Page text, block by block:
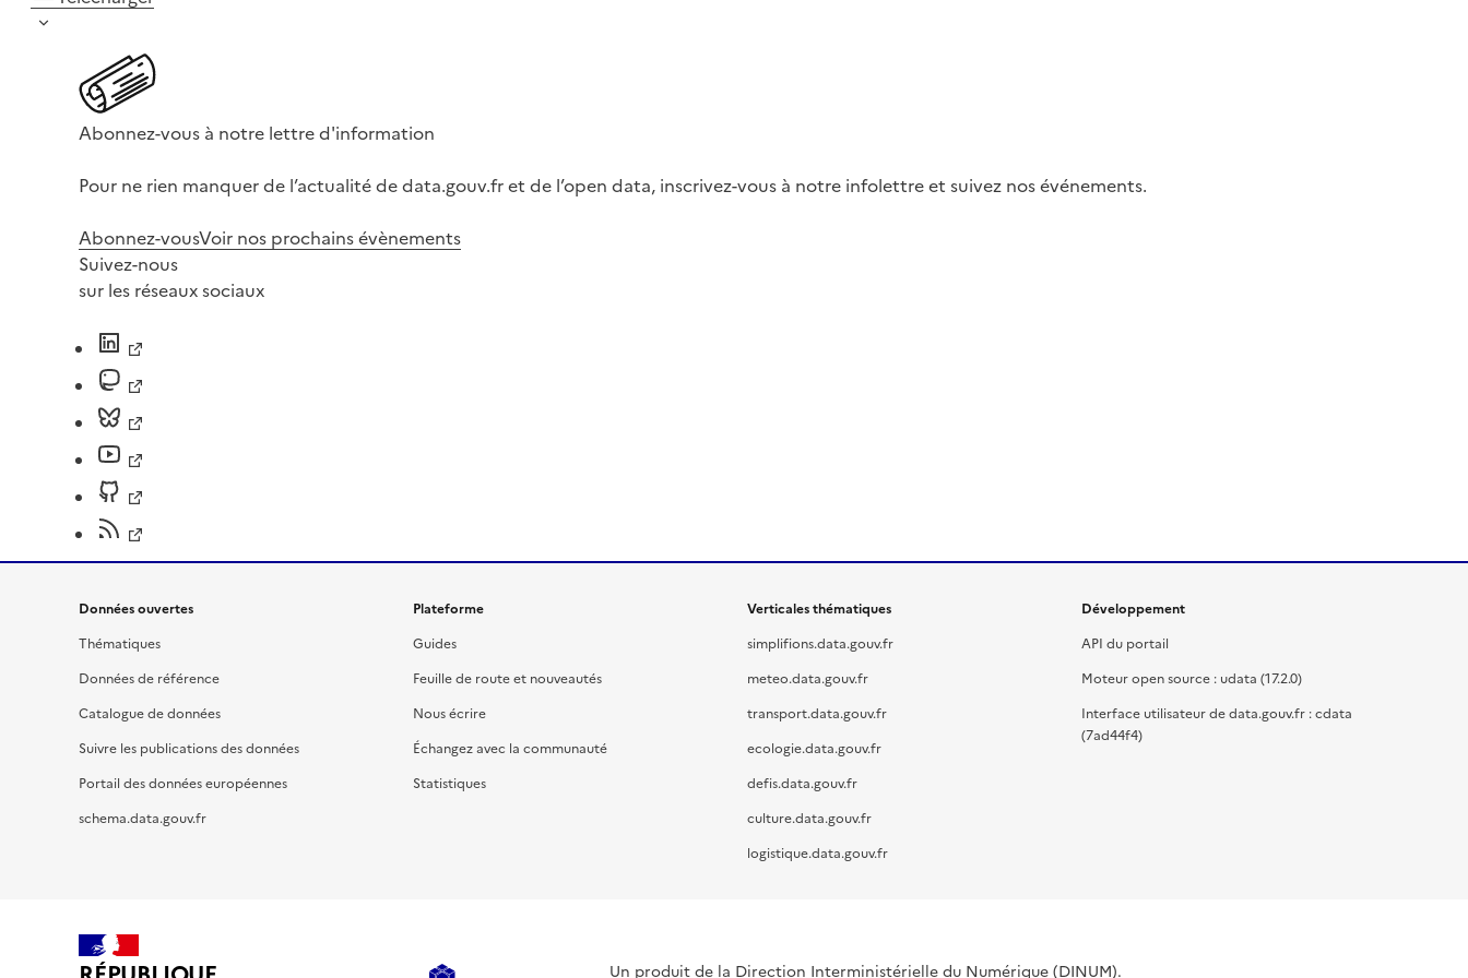
Abonnez-vous à notre lettre d'information
Pour ne rien manquer de l’actualité de data.gouv.fr et de l’open data, inscrivez-vous à notre infolettre et suivez nos événements.
Abonnez-vousVoir nos prochains évènements
Suivez-nous
sur les réseaux sociaux
Données ouvertes
Thématiques
Données de référence
Catalogue de données
Suivre les publications des données
Portail des données européennes
schema.data.gouv.fr
Plateforme
Guides
Feuille de route et nouveautés
Nous écrire
Échangez avec la communauté
Statistiques
Verticales thématiques
simplifions.data.gouv.fr
meteo.data.gouv.fr
transport.data.gouv.fr
ecologie.data.gouv.fr
defis.data.gouv.fr
culture.data.gouv.fr
logistique.data.gouv.fr
Développement
API du portail
Moteur open source : udata (17.2.0)
Interface utilisateur de data.gouv.fr : cdata
(7ad44f4)
Un produit de la Direction Interministérielle du Numérique (DINUM).